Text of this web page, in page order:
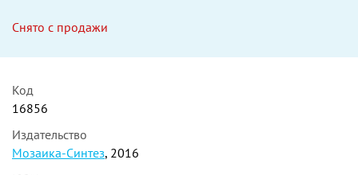
Снято с продажи
Код
16856
Издательство
Мозаика-Синтез, 2016